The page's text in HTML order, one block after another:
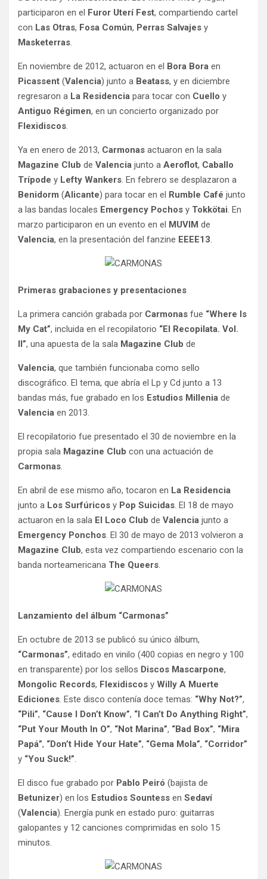
participaron en el Furor Uterí Fest, compartiendo cartel
con Las Otras, Fosa Común, Perras Salvajes y
Masketerras.
En noviembre de 2012, actuaron en el Bora Bora en
Picassent (Valencia) junto a Beatass, y en diciembre
regresaron a La Residencia para tocar con Cuello y
Antiguo Régimen, en un concierto organizado por
Flexidiscos.
Ya en enero de 2013, Carmonas actuaron en la sala
Magazine Club de Valencia junto a Aeroflot, Caballo
Trípode y Lefty Wankers. En febrero se desplazaron a
Benidorm (Alicante) para tocar en el Rumble Café junto
a las bandas locales Emergency Pochos y Tokkötai. En
marzo participaron en un evento en el MUVIM de
Valencia, en la presentación del fanzine EEEE13.
Primeras grabaciones y presentaciones
La primera canción grabada por Carmonas fue “Where Is
My Cat”, incluida en el recopilatorio “El Recopilata. Vol.
II”, una apuesta de la sala Magazine Club de
Valencia, que también funcionaba como sello
discográfico. El tema, que abría el Lp y Cd junto a 13
bandas más, fue grabado en los Estudios Millenia de
Valencia en 2013.
El recopilatorio fue presentado el 30 de noviembre en la
propia sala Magazine Club con una actuación de
Carmonas.
En abril de ese mismo año, tocaron en La Residencia
junto a Los Surfúricos y Pop Suicidas. El 18 de mayo
actuaron en la sala El Loco Club de Valencia junto a
Emergency Ponchos. El 30 de mayo de 2013 volvieron a
Magazine Club, esta vez compartiendo escenario con la
banda norteamericana The Queers.
Lanzamiento del álbum “Carmonas”
En octubre de 2013 se publicó su único álbum,
“Carmonas”, editado en vinilo (400 copias en negro y 100
en transparente) por los sellos Discos Mascarpone,
Mongolic Records, Flexidiscos y Willy A Muerte
Ediciones. Este disco contenía doce temas: “Why Not?”,
“Pili”, “Cause I Don’t Know”, “I Can’t Do Anything Right”,
“Put Your Mouth In O”, “Not Marina”, “Bad Box”, “Mira
Papá”, “Don’t Hide Your Hate”, “Gema Mola”, “Corridor”
y “You Suck!”.
El disco fue grabado por Pablo Peiró (bajista de
Betunizer) en los Estudios Sountess en Sedaví
(Valencia). Energía punk en estado puro: guitarras
galopantes y 12 canciones comprimidas en solo 15
minutos.